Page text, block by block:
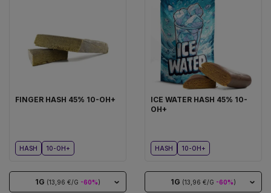
FINGER HASH 45% 10-OH+
HASH 10-OH+
1G (13,96 €/G -60%)
ICE WATER HASH 45% 10-
OH+
HASH 10-OH+
1G (13,96 €/G -60%)